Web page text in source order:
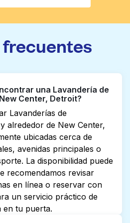
una Lavandería de
Center, Detroit?
Lavanderías de
alrededor de New Center,
ubicadas cerca de
avenidas principales o
La disponibilidad puede
recomendamos revisar
en línea o reservar con
un servicio práctico de
en tu puerta.